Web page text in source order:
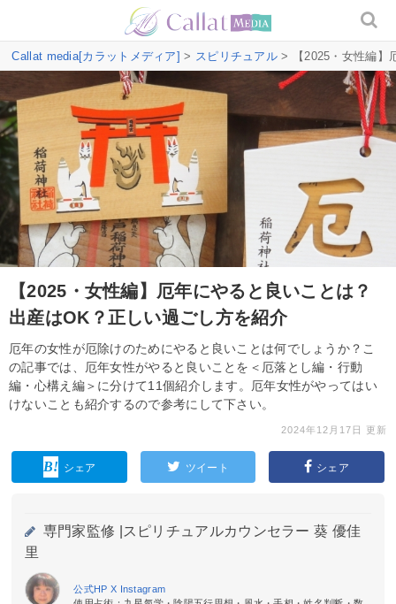
Callat media[カラットメディア] > スピリチュアル > 【2025・女性編】
【2025・女性編】厄年にやると良いことは？
出産はOK？正しい過ごし方を紹介
厄年の女性が厄除けのためにやると良いことは何でしょうか？こ
の記事では、厄年女性がやると良いことを＜厄落とし編・行動
編・心構え編＞に分けて11個紹介します。厄年女性がやってはい
けないことも紹介するので参考にして下さい。
2024年12月17日 更新
シェア ツイート シェア
専門家監修 |
スピリチュアルカウンセラー 葵 優佳
里
公式HP X Instagram